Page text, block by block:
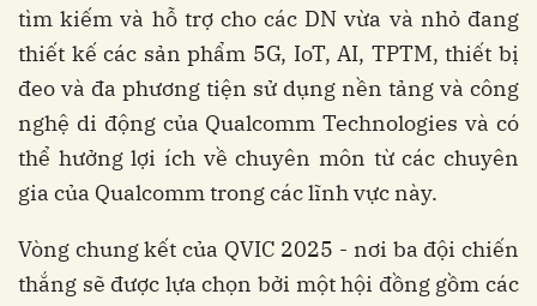
tìm kiếm và hỗ trợ cho các DN vừa và nhỏ đang
thiết kế các sản phẩm 5G, IoT, AI, TPTM, thiết bị
đeo và đa phương tiện sử dụng nền tảng và công
nghệ di động của Qualcomm Technologies và có
thể hưởng lợi ích về chuyên môn từ các chuyên
gia của Qualcomm trong các lĩnh vực này.
Vòng chung kết của QVIC 2025 - nơi ba đội chiến
thắng sẽ được lựa chọn bởi một hội đồng gồm các